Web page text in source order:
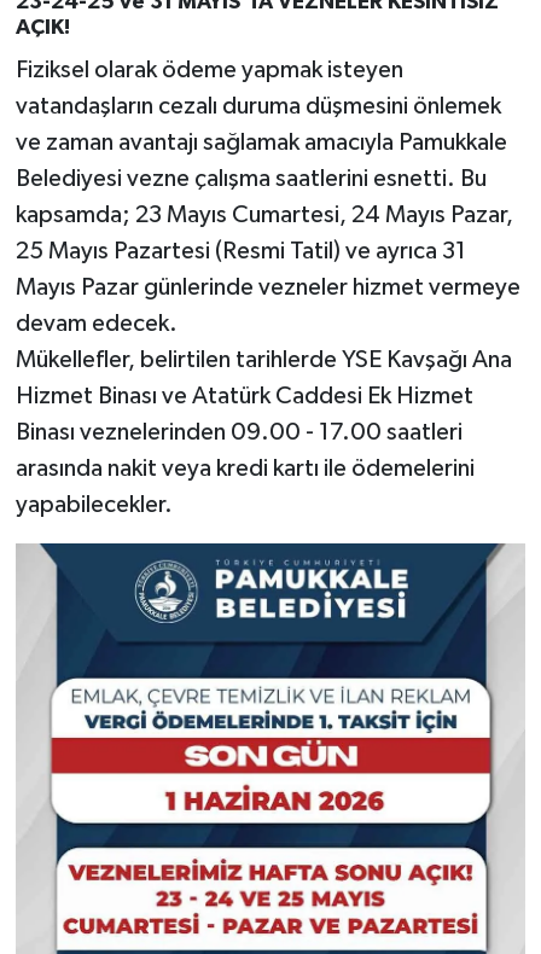
AÇIK!
Fiziksel olarak ödeme yapmak isteyen
vatandaşların cezalı duruma düşmesini önlemek
ve zaman avantajı sağlamak amacıyla Pamukkale
Belediyesi vezne çalışma saatlerini esnetti. Bu
kapsamda; 23 Mayıs Cumartesi, 24 Mayıs Pazar,
25 Mayıs Pazartesi (Resmi Tatil) ve ayrıca 31
Mayıs Pazar günlerinde vezneler hizmet vermeye
devam edecek.
Mükellefler, belirtilen tarihlerde YSE Kavşağı Ana
Hizmet Binası ve Atatürk Caddesi Ek Hizmet
Binası veznelerinden 09.00 - 17.00 saatleri
arasında nakit veya kredi kartı ile ödemelerini
yapabilecekler.